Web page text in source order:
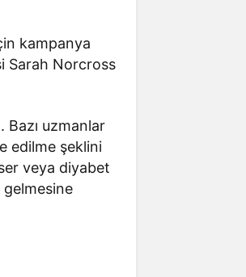
kampanya
Sarah Norcross
Bazı uzmanlar
edilme şeklini
veya diyabet
gelmesine